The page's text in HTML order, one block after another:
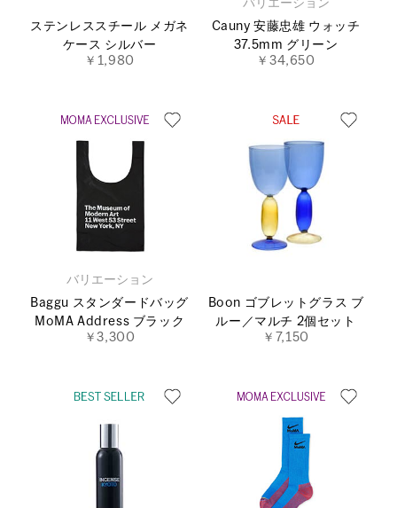
ステンレススチール メガネ
ケース シルバー
￥1,980
バリエーション
Cauny 安藤忠雄 ウォッチ
37.5mm グリーン
￥34,650
バリエーション
Baggu スタンダードバッグ
MoMA Address ブラック
￥3,300
Boon ゴブレットグラス ブ
ルー／マルチ 2個セット
￥7,150